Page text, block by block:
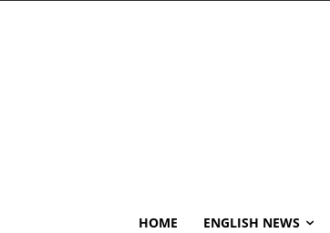
HOME ENGLISH NEWS